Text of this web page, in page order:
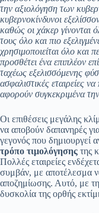
την αξιολόγηση των
κυβερνοκίνδυνοι
καθώς οι χάκερ γίνονται
τους όλο και πιο
χρησιμοποιείται όλο και
προσθέτει ένα επιπλέον
ταχέως εξελισσόμενης
ασφαλιστικές εταιρείες
αφορούν συγκεκριμένα
Οι επιθέσεις μεγάλης
να αποβούν δαπανηρές για
γεγονός που δημιουργεί
τρόπο τιμολόγησης της
Πολλές εταιρείες
συμβάν, με αποτέλεσμα
αποζημίωσης. Αυτό, με
δυσκολία της ορθής